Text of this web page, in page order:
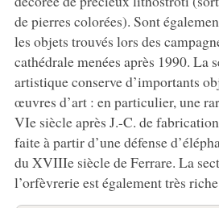
de pierres colorées). Sont
les objets trouvés lors des
cathédrale menées après 1990. La
artistique conserve d’importants
œuvres d’art : en particulier, une
VIe siècle après J.-C. de
faite à partir d’une défense
du XVIIIe siècle de Ferrare. La
l’orfèvrerie est également très